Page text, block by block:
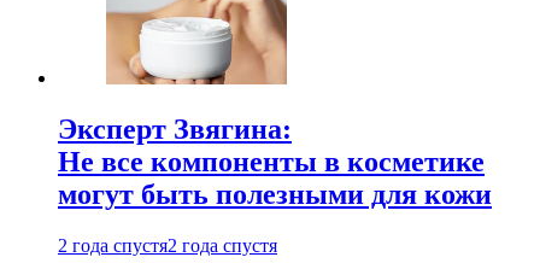
Эксперт Звягина:
Не все компоненты в косметике
могут быть полезными для кожи
2 года спустя2 года спустя